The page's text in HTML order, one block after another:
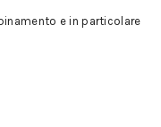
e in particolare